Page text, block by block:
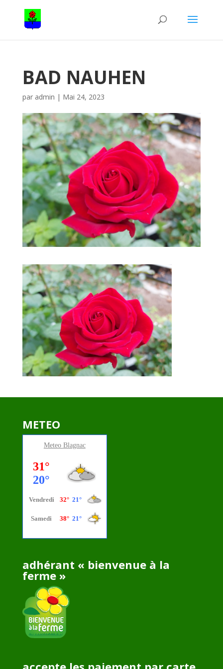
BAD NAUHEN
par admin | Mai 24, 2023
METEO
Meteo Blagnac
adhérant « bienvenue à la
ferme »